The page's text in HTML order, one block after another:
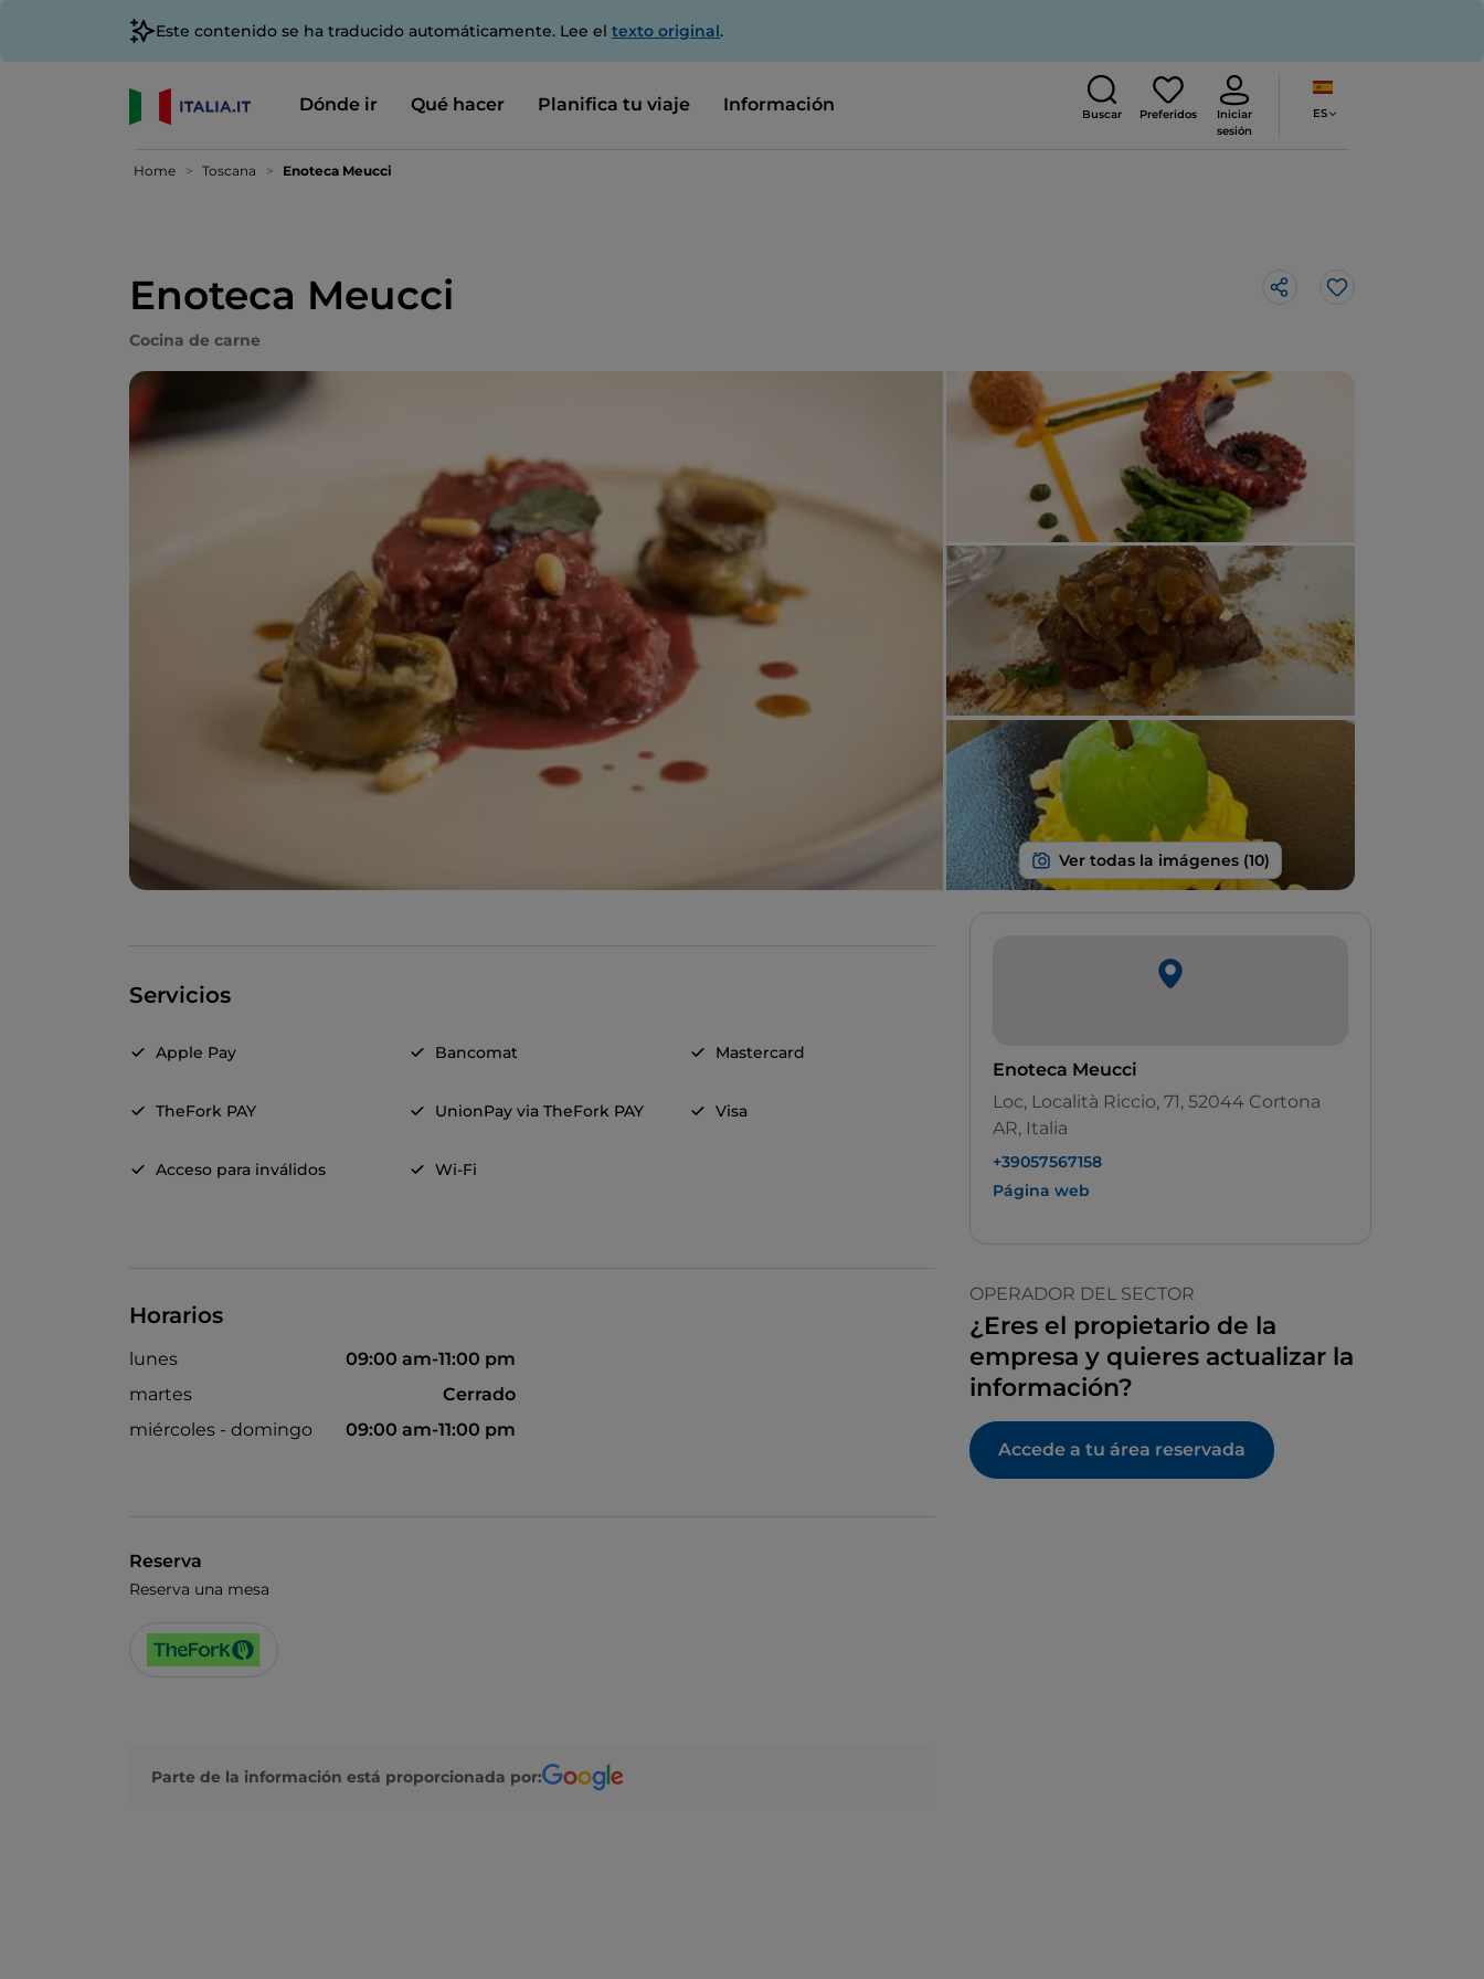
Este contenido se ha traducido automáticamente. Lee el texto original.
Dónde ir Qué hacer Planifica tu viaje Información Buscar Preferidos
Iniciar
sesión
ES
Home Toscana Enoteca Meucci
Enoteca Meucci Me gusta
Cocina de carne
Servicios
Apple Pay Bancomat Mastercard
TheFork PAY UnionPay via TheFork PAY Visa
Acceso para inválidos Wi-Fi
Horarios
lunes
09:00 am-11:00 pm
martes
Cerrado
miércoles - domingo
09:00 am-11:00 pm
Reserva
Reserva una mesa
Parte de la información está proporcionada por:
Enoteca Meucci
Loc, Località Riccio, 71, 52044 Cortona
AR, Italia
+39057567158
Página web
OPERADOR DEL SECTOR
¿Eres el propietario de la
empresa y quieres actualizar la
información?
Accede a tu área reservada